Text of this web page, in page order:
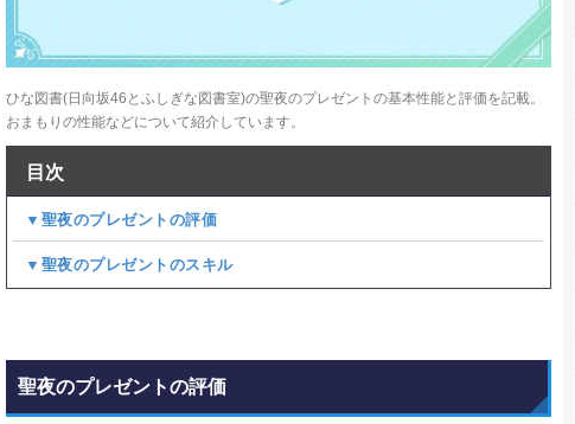
ひな図書(日向坂46とふしぎな図書室)の聖夜のプレゼントの基本性能と評価を記載。
おまもりの性能などについて紹介しています。
目次
▼聖夜のプレゼントの評価
▼聖夜のプレゼントのスキル
聖夜のプレゼントの評価